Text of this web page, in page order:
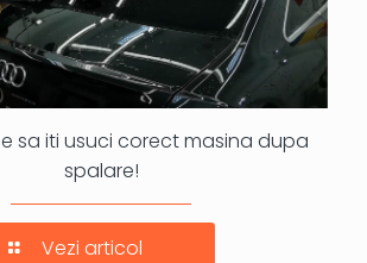
sa iti usuci corect masina dupa
spalare!
Vezi articol